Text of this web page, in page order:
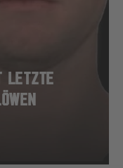
LETZTE